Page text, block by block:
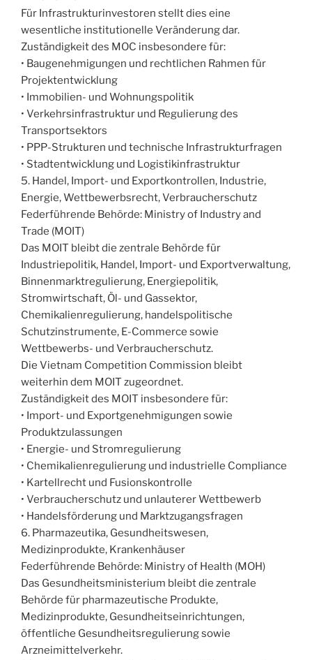
Für Infrastrukturinvestoren stellt dies eine
wesentliche institutionelle Veränderung dar.
Zuständigkeit des MOC insbesondere für:
• Baugenehmigungen und rechtlichen Rahmen für
Projektentwicklung
• Immobilien- und Wohnungspolitik
• Verkehrsinfrastruktur und Regulierung des
Transportsektors
• PPP-Strukturen und technische Infrastrukturfragen
• Stadtentwicklung und Logistikinfrastruktur
5. Handel, Import- und Exportkontrollen, Industrie,
Energie, Wettbewerbsrecht, Verbraucherschutz
Federführende Behörde: Ministry of Industry and
Trade (MOIT)
Das MOIT bleibt die zentrale Behörde für
Industriepolitik, Handel, Import- und Exportverwaltung,
Binnenmarktregulierung, Energiepolitik,
Stromwirtschaft, Öl- und Gassektor,
Chemikalienregulierung, handelspolitische
Schutzinstrumente, E-Commerce sowie
Wettbewerbs- und Verbraucherschutz.
Die Vietnam Competition Commission bleibt
weiterhin dem MOIT zugeordnet.
Zuständigkeit des MOIT insbesondere für:
• Import- und Exportgenehmigungen sowie
Produktzulassungen
• Energie- und Stromregulierung
• Chemikalienregulierung und industrielle Compliance
• Kartellrecht und Fusionskontrolle
• Verbraucherschutz und unlauterer Wettbewerb
• Handelsförderung und Marktzugangsfragen
6. Pharmazeutika, Gesundheitswesen,
Medizinprodukte, Krankenhäuser
Federführende Behörde: Ministry of Health (MOH)
Das Gesundheitsministerium bleibt die zentrale
Behörde für pharmazeutische Produkte,
Medizinprodukte, Gesundheitseinrichtungen,
öffentliche Gesundheitsregulierung sowie
Arzneimittelverkehr.